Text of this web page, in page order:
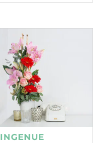
INGENUE